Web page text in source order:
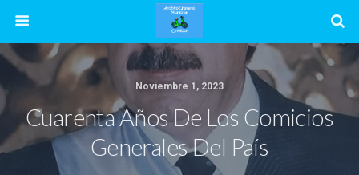
Noviembre 1, 2023
Cuarenta Años De Los Comicios
Generales Del País